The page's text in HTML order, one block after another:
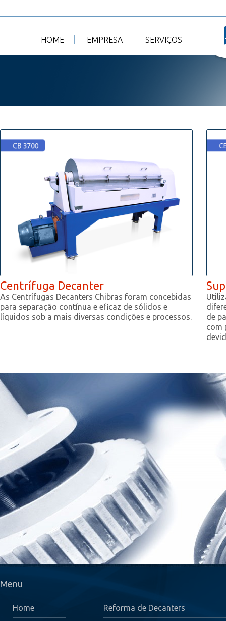
HOME EMPRESA SERVIÇOS
Centrífuga Decanter
As Centrífugas Decanters Chibras foram concebidas
para separação contínua e eficaz de sólidos e
líquidos sob a mais diversas condições e processos.
de
com
Menu
Home
Reforma de Decanters